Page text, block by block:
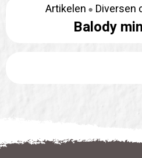
Artikelen Diversen
Balody